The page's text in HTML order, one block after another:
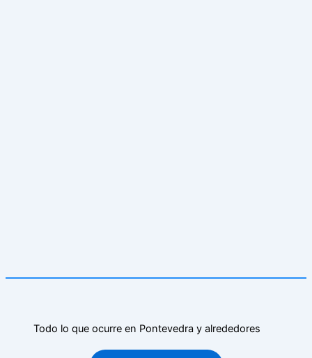
Todo lo que ocurre en Pontevedra y alrededores